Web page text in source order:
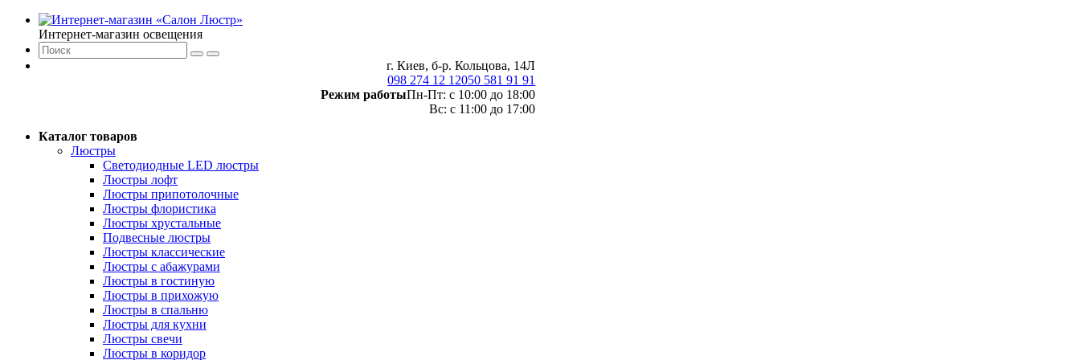
Интернет-магазин освещения
г. Киев, б-р. Кольцова, 14Л
098 274 12 12050 581 91 91
Режим работыПн-Пт: с 10:00 до 18:00
Вс: с 11:00 до 17:00
Каталог товаров
Люстры
Светодиодные LED люстры
Люстры лофт
Люстры припотолочные
Люстры флористика
Люстры хрустальные
Подвесные люстры
Люстры классические
Люстры с абажурами
Люстры в гостиную
Люстры в прихожую
Люстры в спальню
Люстры для кухни
Люстры свечи
Люстры в коридор